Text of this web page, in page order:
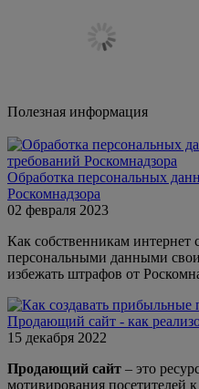
Полезная информация
Обработка персональных
Роскомнадзора
02 февраля 2023
Как собственникам интернет
персональными данными
избежать штрафов от
Продающий сайт - как
15 декабря 2022
Продающий сайт – это
мотивирования посетителей